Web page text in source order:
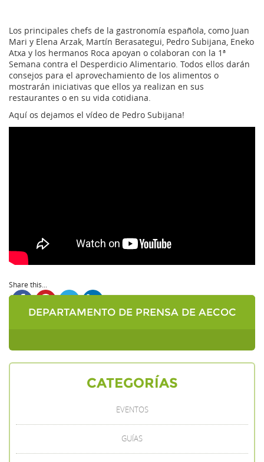
Los principales chefs de la gastronomía española, como Juan
Mari y Elena Arzak, Martín Berasategui, Pedro Subijana, Eneko
Atxa y los hermanos Roca apoyan o colaboran con la 1ª
Semana contra el Desperdicio Alimentario. Todos ellos darán
consejos para el aprovechamiento de los alimentos o
mostrarán iniciativas que ellos ya realizan en sus
restaurantes o en su vida cotidiana.
Aquí os dejamos el vídeo de Pedro Subijana!
Share this...
DEPARTAMENTO DE PRENSA DE AECOC
CATEGORÍAS
EVENTOS
GUÍAS